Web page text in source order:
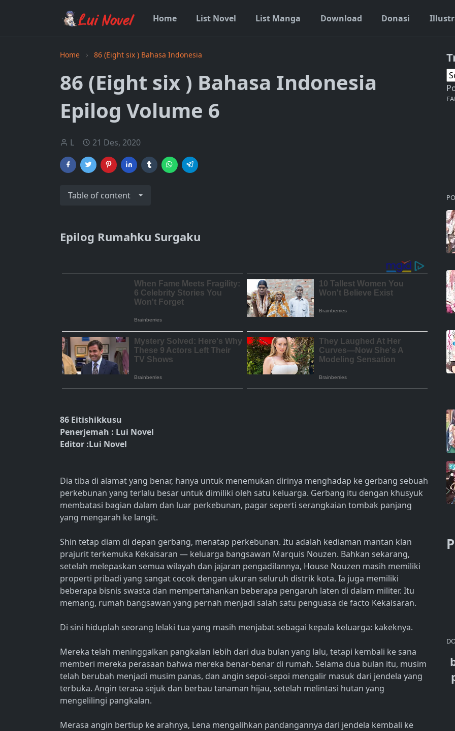
Home List Novel List Manga Download Donasi
Home 86 (Eight six ) Bahasa Indonesia
86 (Eight six ) Bahasa Indonesia
Epilog Volume 6
L 21 Des, 2020
Table of content
Epilog Rumahku Surgaku
86 Eitishikkusu
Penerjemah : Lui Novel
Editor :Lui Novel
Dia tiba di alamat yang benar, hanya untuk menemukan dirinya menghadap ke gerbang sebuah
perkebunan yang terlalu besar untuk dimiliki oleh satu keluarga. Gerbang itu dengan khusyuk
membatasi bagian dalam dan luar perkebunan, pagar seperti serangkaian tombak panjang
yang mengarah ke langit.
Shin tetap diam di depan gerbang, menatap perkebunan. Itu adalah kediaman mantan klan
prajurit terkemuka Kekaisaran — keluarga bangsawan Marquis Nouzen. Bahkan sekarang,
setelah melepaskan semua wilayah dan jajaran pengadilannya, House Nouzen masih memiliki
properti pribadi yang sangat cocok dengan ukuran seluruh distrik kota. Ia juga memiliki
beberapa bisnis swasta dan mempertahankan beberapa pengaruh laten di dalam militer. Itu
memang, rumah bangsawan yang pernah menjadi salah satu penguasa de facto Kekaisaran.
Di sini hiduplah seorang lelaki tua yang masih menjabat sebagai kepala keluarga: kakeknya.
Mereka telah meninggalkan pangkalan lebih dari dua bulan yang lalu, tetapi kembali ke sana
memberi mereka perasaan bahwa mereka benar-benar di rumah. Selama dua bulan itu, musim
telah berubah menjadi musim panas, dan angin sepoi-sepoi mengalir masuk dari jendela yang
terbuka. Angin terasa sejuk dan berbau tanaman hijau, setelah melintasi hutan yang
mengelilingi pangkalan.
Merasa angin bertiup ke arahnya, Lena mengalihkan pandangannya dari jendela kembali ke